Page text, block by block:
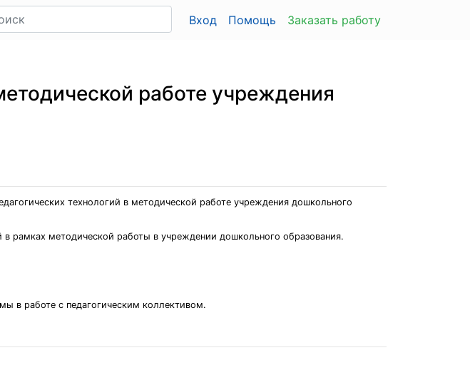
Вход Помощь Заказать работу
работе учреждения
технологий в методической работе учреждения дошкольного
рамках методической работы в учреждении дошкольного образования.
в работе с педагогическим коллективом.